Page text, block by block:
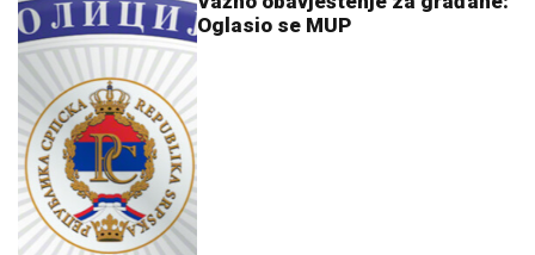
Oglasio se MUP